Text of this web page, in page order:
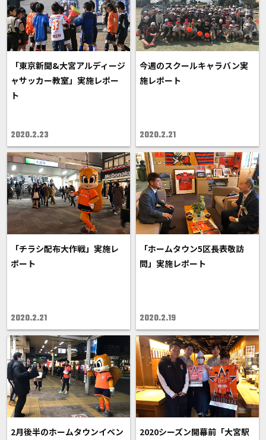
「東京新聞&大宮アルディージ
ャサッカー教室」実施レポー
ト
2020.2.23
今週のスクールキャラバン実
施レポート
2020.2.21
「チラシ配布大作戦」実施レ
ポート
2020.2.21
「ホームタウン5区長表敬訪
問」実施レポート
2020.2.19
2月後半のホームタウンイベン
2020シーズン開幕前「大宮駅